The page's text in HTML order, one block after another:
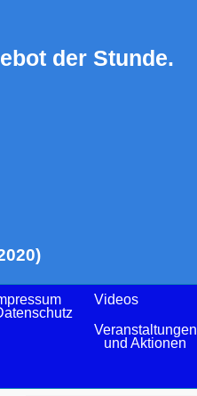
der Stunde.
Videos
Veranstaltungen
und Aktionen